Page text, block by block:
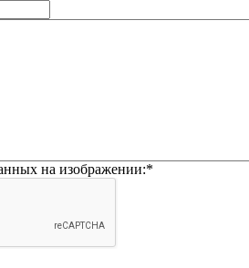
на изображении:*